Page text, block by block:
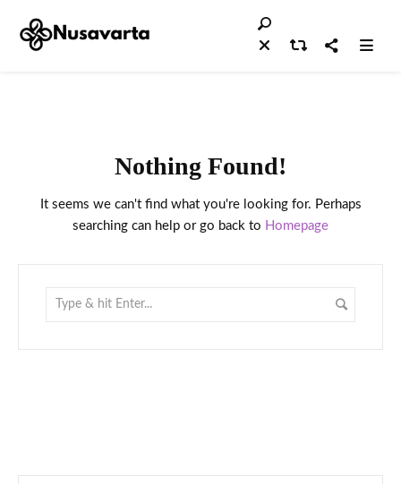
Nothing Found!
It seems we can't find what you're looking for. Perhaps
searching can help or go back to Homepage